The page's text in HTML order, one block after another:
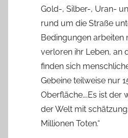
Gold-, Silber-, Uran-
rund um die Straße
Bedingungen arbeiten
verloren ihr Leben, an
finden sich
Gebeine teilweise nur
Oberfläche….Es ist der
der Welt mit
Millionen Toten.“